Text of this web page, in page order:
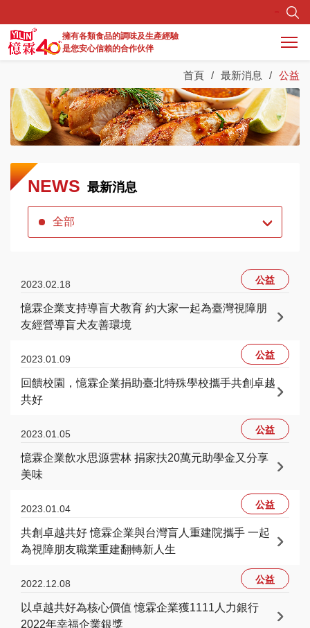
擁有各類食品的調味及生產經驗
是您安心信賴的合作伙伴
關於憶霖
商品資訊
研發生產
調味料實驗所
首頁 最新消息 公益
NEWS 最新消息
全部
2023.02.18 公益
憶霖企業支持導盲犬教育 約大家一起為臺灣視障朋
友經營導盲犬友善環境
2023.01.09 公益
回饋校園，憶霖企業捐助臺北特殊學校攜手共創卓越
共好
2023.01.05 公益
憶霖企業飲水思源雲林 捐家扶20萬元助學金又分享
美味
2023.01.04 公益
共創卓越共好 憶霖企業與台灣盲人重建院攜手 一起
為視障朋友職業重建翻轉新人生
2022.12.08 公益
以卓越共好為核心價值 憶霖企業獲1111人力銀行
2022年幸福企業銀獎